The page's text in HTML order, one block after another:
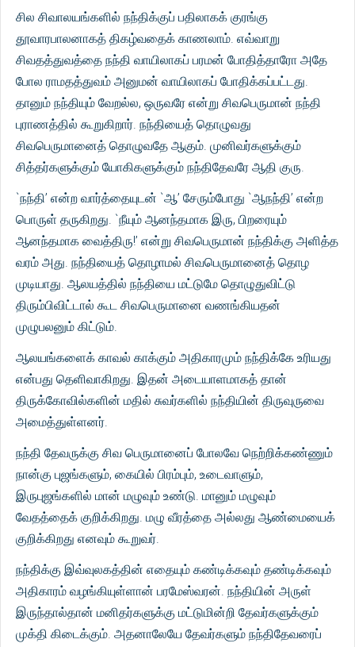
சில சிவாலயங்களில் நந்திக்குப் பதிலாகக் குரங்கு
தூவாரபாலனாகத் திகழ்வதைக் காணலாம். எவ்வாறு
சிவதத்துவத்தை நந்தி வாயிலாகப் பரமன் போதித்தாரோ அதே
போல ராமதத்துவம் அனுமன் வாயிலாகப் போதிக்கப்பட்டது.
தானும் நந்தியும் வேறல்ல, ஒருவரே என்று சிவபெருமான் நந்தி
புராணத்தில் கூறுகிறார். நந்தியைத் தொழுவது
சிவபெருமானைத் தொழுவதே ஆகும். முனிவர்களுக்கும்
சித்தர்களுக்கும் யோகிகளுக்கும் நந்திதேவரே ஆதி குரு.
`நந்தி’ என்ற வார்த்தையுடன் `ஆ’ சேரும்போது `ஆநந்தி’ என்ற
பொருள் தருகிறது. `நீயும் ஆனந்தமாக இரு, பிறரையும்
ஆனந்தமாக வைத்திரு!’ என்று சிவபெருமான் நந்திக்கு அளித்த
வரம் அது. நந்தியைத் தொழாமல் சிவபெருமானைத் தொழ
முடியாது. ஆலயத்தில் நந்தியை மட்டுமே தொழுதுவிட்டு
திரும்பிவிட்டால் கூட சிவபெருமானை வணங்கியதன்
முழுபலனும் கிட்டும்.
ஆலயங்களைக் காவல் காக்கும் அதிகாரமும் நந்திக்கே உரியது
என்பது தெளிவாகிறது. இதன் அடையாளமாகத் தான்
திருக்கோவில்களின் மதில் சுவர்களில் நந்தியின் திருவுருவை
அமைத்துள்ளனர்.
நந்தி தேவருக்கு சிவ பெருமானைப் போலவே நெற்றிக்கண்ணும்
நான்கு புஜங்களும், கையில் பிரம்பும், உடைவாளும்,
இருபுஜங்களில் மான் மழுவும் உண்டு. மானும் மழுவும்
வேதத்தைக் குறிக்கிறது. மழு வீரத்தை அல்லது ஆண்மையைக்
குறிக்கிறது எனவும் கூறுவர்.
நந்திக்கு இவ்வுலகத்தின் எதையும் கண்டிக்கவும் தண்டிக்கவும்
அதிகாரம் வழங்கியுள்ளான் பரமேஸ்வரன். நந்தியின் அருள்
இருந்தால்தான் மனிதர்களுக்கு மட்டுமின்றி தேவர்களுக்கும்
முக்தி கிடைக்கும். அதனாலேயே தேவர்களும் நந்திதேவரைப்